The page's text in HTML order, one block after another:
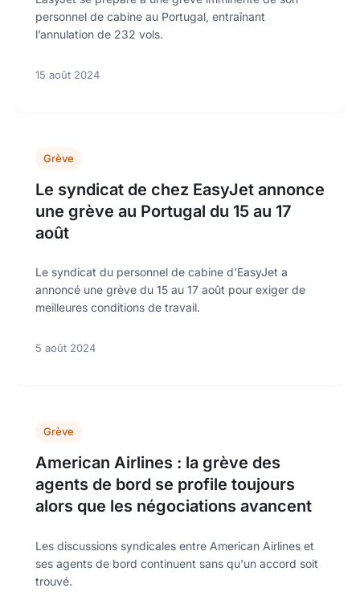
personnel de cabine au Portugal, entraînant
l’annulation de 232 vols.
15 août 2024
Grève
Le syndicat de chez EasyJet annonce
une grève au Portugal du 15 au 17
août
Le syndicat du personnel de cabine d'EasyJet a
annoncé une grève du 15 au 17 août pour exiger de
meilleures conditions de travail.
5 août 2024
Grève
American Airlines : la grève des
agents de bord se profile toujours
alors que les négociations avancent
Les discussions syndicales entre American Airlines et
ses agents de bord continuent sans qu'un accord soit
trouvé.